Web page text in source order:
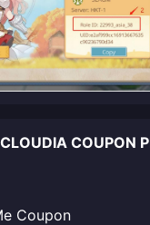
COUPON
Coupon